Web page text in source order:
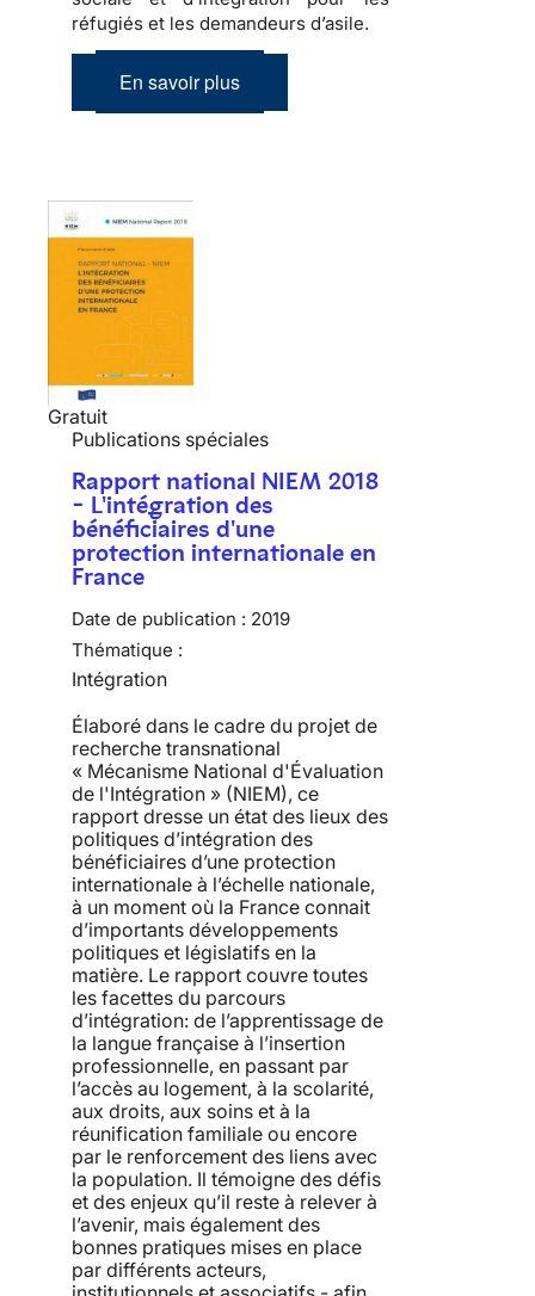
réfugiés et les demandeurs d’asile.
En savoir plus
Gratuit
Publications spéciales
Rapport national NIEM 2018
- L'intégration des
bénéficiaires d'une
protection internationale en
France
Date de publication : 2019
Thématique :
Intégration
Élaboré dans le cadre du projet de
recherche transnational
« Mécanisme National d'Évaluation
de l'Intégration » (NIEM), ce
rapport dresse un état des lieux des
politiques d’intégration des
bénéficiaires d’une protection
internationale à l’échelle nationale,
à un moment où la France connait
d’importants développements
politiques et législatifs en la
matière. Le rapport couvre toutes
les facettes du parcours
d’intégration: de l’apprentissage de
la langue française à l’insertion
professionnelle, en passant par
l’accès au logement, à la scolarité,
aux droits, aux soins et à la
réunification familiale ou encore
par le renforcement des liens avec
la population. Il témoigne des défis
et des enjeux qu’il reste à relever à
l’avenir, mais également des
bonnes pratiques mises en place
par différents acteurs,